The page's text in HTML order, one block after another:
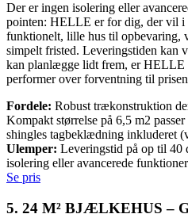
Der er ingen isolering eller
pointen: HELLE er for dig, der vil i
funktionelt, lille hus til opbevaring,
simpelt fristed. Leveringstiden kan
kan planlægge lidt frem, er HELLE
performer over forventning til
Fordele: Robust trækonstruktion
Kompakt størrelse på 6,5 m2
shingles tagbeklædning inkluderet
Ulemper: Leveringstid på op til 40
isolering eller avancerede
Se pris
5. 24 M² BJÆLKEHUS –